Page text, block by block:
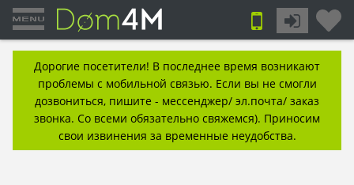
Дорогие посетители! В последнее время возникают
проблемы с мобильной связью. Если вы не смогли
дозвониться, пишите - мессенджер/ эл.почта/ заказ
звонка. Со всеми обязательно свяжемся). Приносим
свои извинения за временные неудобства.